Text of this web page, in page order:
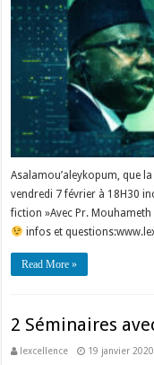
18H30
Asalamou’aleykopum, que
vendredi 7 février à 18H30
fiction »Avec Pr.
infos et
Read More »
2 Séminaires
lexcellence 19 janvier 2020